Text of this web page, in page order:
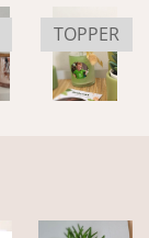
TOPPER